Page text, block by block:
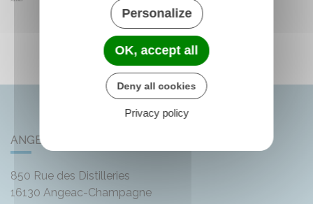
ANGEAC-CHAMPAGNE
850 Rue des Distilleries
16130 Angeac-Champagne
Personalize
OK, accept all
Deny all cookies
Privacy policy